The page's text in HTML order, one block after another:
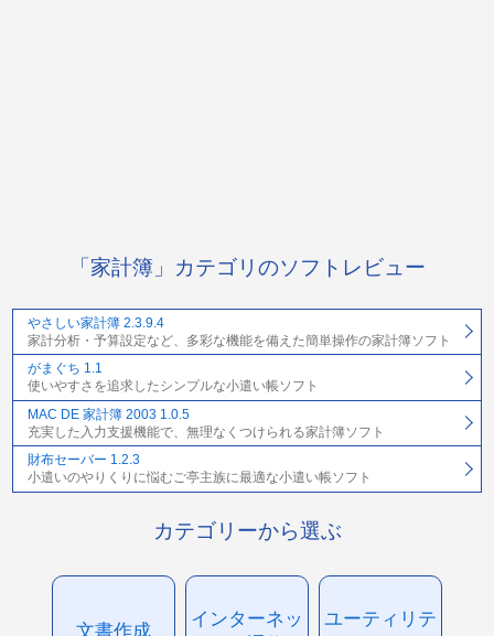
「家計簿」カテゴリのソフトレビュー
やさしい家計簿 2.3.9.4
家計分析・予算設定など、多彩な機能を備えた簡単操作の家計簿ソフト
がまぐち 1.1
使いやすさを追求したシンプルな小遣い帳ソフト
MAC DE 家計簿 2003 1.0.5
充実した入力支援機能で、無理なくつけられる家計簿ソフト
財布セーバー 1.2.3
小遣いのやりくりに悩むご亭主族に最適な小遣い帳ソフト
カテゴリーから選ぶ
文書作成
インターネッ
ユーティリテ